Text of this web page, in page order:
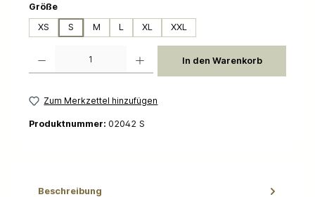
Größeauswählen
XS
S M L XL XXL
In den Warenkorb
Zum Merkzettel hinzufügen
Produktnummer: 02042 S
Beschreibung